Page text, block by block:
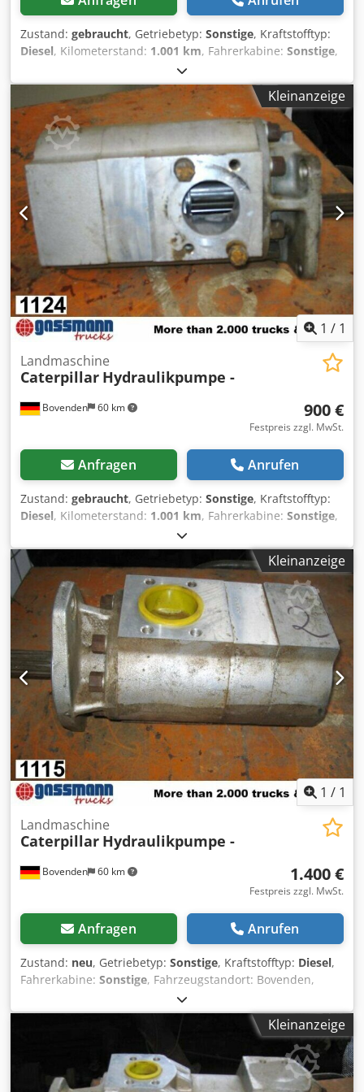
Zustand: gebraucht, Getriebetyp: Sonstige, Kraftstofftyp:
Diesel, Kilometerstand: 1.001 km, Fahrerkabine: Sonstige,
Fahrzeugstandort: Bovenden, Aufbau: Hydraulikpumpe
GEBRAUCHT Nr.: 2J7366 ZUBEHÖRANGABEN OHNE
GEWÄHR, Änderungen, Zwischenverkauf und Irrtümer
vorbehalten! Dodpfxji Rpcbe Aptjck - .
Kleinanzeige
1 / 1
Bovenden 60 km
Landmaschine
Caterpillar Hydraulikpumpe -
900 €
Festpreis zzgl. MwSt.
Anfragen Anrufen
Zustand: gebraucht, Getriebetyp: Sonstige, Kraftstofftyp:
Diesel, Kilometerstand: 1.001 km, Fahrerkabine: Sonstige,
Fahrzeugstandort: Bovenden, Aufbau: Hydraulikpumpe
GEBRAUCHT Nr.: 2737J4457 ZUBEHÖRANGABEN OHNE
GEWÄHR, Änderungen, Zwischenverkauf und Irrtümer
vorbehalten! Dodpsi Rpciefx Aptock - .
Kleinanzeige
1 / 1
Bovenden 60 km
Landmaschine
Caterpillar Hydraulikpumpe -
1.400 €
Festpreis zzgl. MwSt.
Anfragen Anrufen
Zustand: neu, Getriebetyp: Sonstige, Kraftstofftyp: Diesel,
Fahrerkabine: Sonstige, Fahrzeugstandort: Bovenden,
Aufbau: Hydraulikpumpe NEU Nr.: 8748J8747
ZUBEHÖRANGABEN OHNE GEWÄHR, Änderungen,
Zwischenverkauf und Irrtümer vorbehalten! - . Dodpei Rn
Kleinanzeige